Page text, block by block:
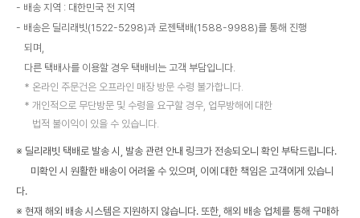
배송 지역 : 대한민국 전 지역
배송은 딜리래빗(1522-5298)과 로젠택배(1588-9988)를 통해 진행
되며,
다른 택배사를 이용할 경우 택배비는 고객 부담입니다.
온라인 주문건은 오프라인 매장 방문 수령 불가합니다.
개인적으로 무단방문 및 수령을 요구할 경우, 업무방해에 대한
법적 불이익이 있을 수 있습니다.
※ 딜리래빗 택배로 발송 시, 발송 관련 안내 링크가 전송되오니 확인 부탁드립니다.
미확인 시 원활한 배송이 어려울 수 있으며, 이에 대한 책임은 고객에게 있습니
다.
※ 현재 해외 배송 시스템은 지원하지 않습니다. 또한, 해외 배송 업체를 통해 구매하